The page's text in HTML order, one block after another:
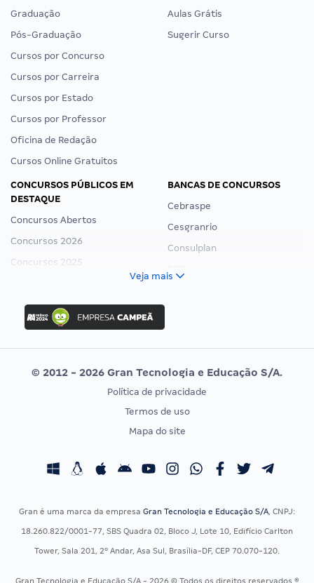
Graduação
Pós-Graduação
Cursos por Concurso
Cursos por Carreira
Cursos por Estado
Cursos por Professor
Oficina de Redação
Cursos Online Gratuitos
Aulas Grátis
Sugerir Curso
CONCURSOS PÚBLICOS EM
DESTAQUE
Concursos Abertos
Concursos 2026
Concursos 2025
Concurso Ibama
Concurso MPU
Editais publicados
BANCAS DE CONCURSOS
Cebraspe
Cesgranrio
Consulplan
Vunesp
CONCURSOS POR PROFISSÃO
Concursos Fiscais
Concursos Saúde
EXAME DE ORDEM
Calendário OAB
Veja mais
© 2012 - 2026 Gran Tecnologia e Educação S/A.
Política de privacidade
Termos de uso
Mapa do site
Gran é uma marca da empresa Gran Tecnologia e Educação S/A, CNPJ:
18.260.822/0001-77, SBS Quadra 02, Bloco J, Lote 10, Edifício Carlton
Tower, Sala 201, 2º Andar, Asa Sul, Brasília-DF, CEP 70.070-120.
Gran Tecnologia e Educação S/A - 2026 © Todos os direitos reservados ®